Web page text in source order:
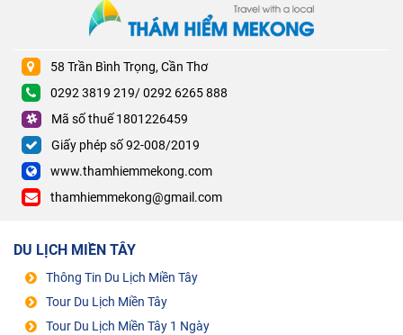
58 Trần Bình Trọng, Cần Thơ
0292 3819 219/ 0292 6265 888
Mã số thuế 1801226459
Giấy phép số 92-008/2019
www.thamhiemmekong.com
thamhiemmekong@gmail.com
DU LỊCH MIỀN TÂY
Thông Tin Du Lịch Miền Tây
Tour Du Lịch Miền Tây
Tour Du Lịch Miền Tây 1 Ngày